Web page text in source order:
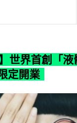
世界首創「
定開業